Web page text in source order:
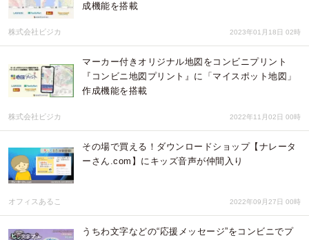
成機能を搭載
株式会社ビジカ 2023年01月18日 02時
マーカー付きオリジナル地図をコンビニプリント
『コンビニ地図プリント』に「マイスポット地図」
作成機能を搭載
株式会社ビジカ 2022年11月02日 00時
その場で買える！ダウンロードショップ【ナレータ
ーさん.com】にキッズ音声が仲間入り
オフィスあるこ 2022年09月27日 00時
うちわ文字などの“応援メッセージ”をコンビニでプ